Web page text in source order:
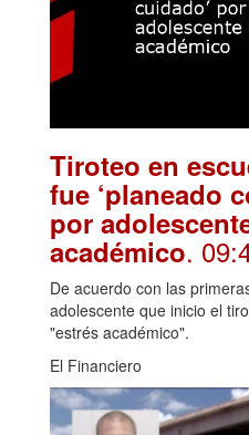
Tiroteo en
fue ‘planeado
por
académico.
De acuerdo con las
adolescente que inicio el
"estrés académico".
El Financiero